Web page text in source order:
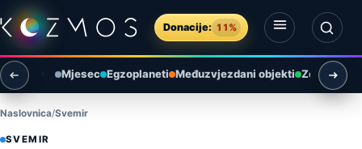
Preskoči na sadržaj
Donacije: 11%
Otvori izbornik
Otvori pretragu
Mjesec Egzoplaneti Međuzvjezdani objekti Zemlja i
Naslovnica Svemir
SVEMIR